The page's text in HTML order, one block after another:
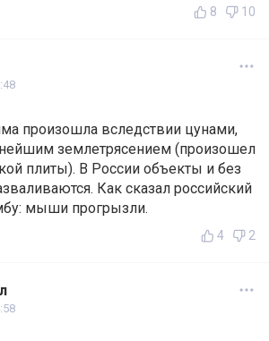
8 10
произошла вследствии цунами,
землетрясением (произошел
плиты). В России объекты и без
Как сказал российский
мыши прогрызли.
4 2